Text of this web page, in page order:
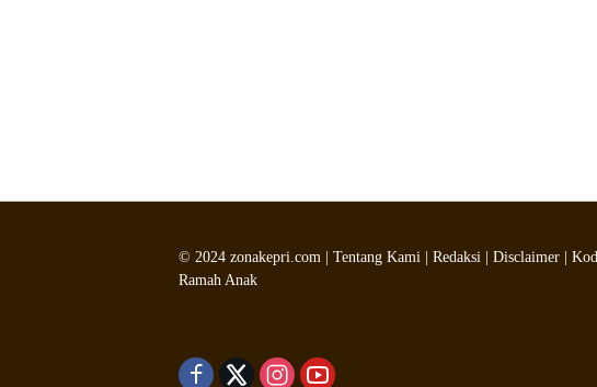
© 2024 zonakepri.com | Tentang Kami Redaksi Disclaimer
Ramah Anak